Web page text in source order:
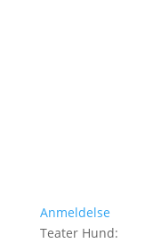
Anmeldelse
Teater Hund: